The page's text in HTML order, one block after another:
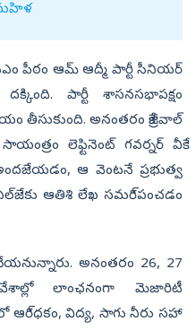
పీఠం ఆమ్‌ ఆద్మీ పార్టీ సీనియర్‌
పార్టీ శాసనసభాపక్షం
తీసుకుంది. అనంతరం కేజ్రీవాల్‌
లెఫ్టినెంట్‌ గవర్నర్‌ వీకే
ఆ వెంటనే ప్రభుత్వ
ఎల్‌జేకు ఆతిశి లేఖ సమరి్పంచడం
అనంతరం 26, 27
లాంఛనంగా మెజారిటీ
ఆరి్ధకం, విద్య, సాగు నీరు సహా